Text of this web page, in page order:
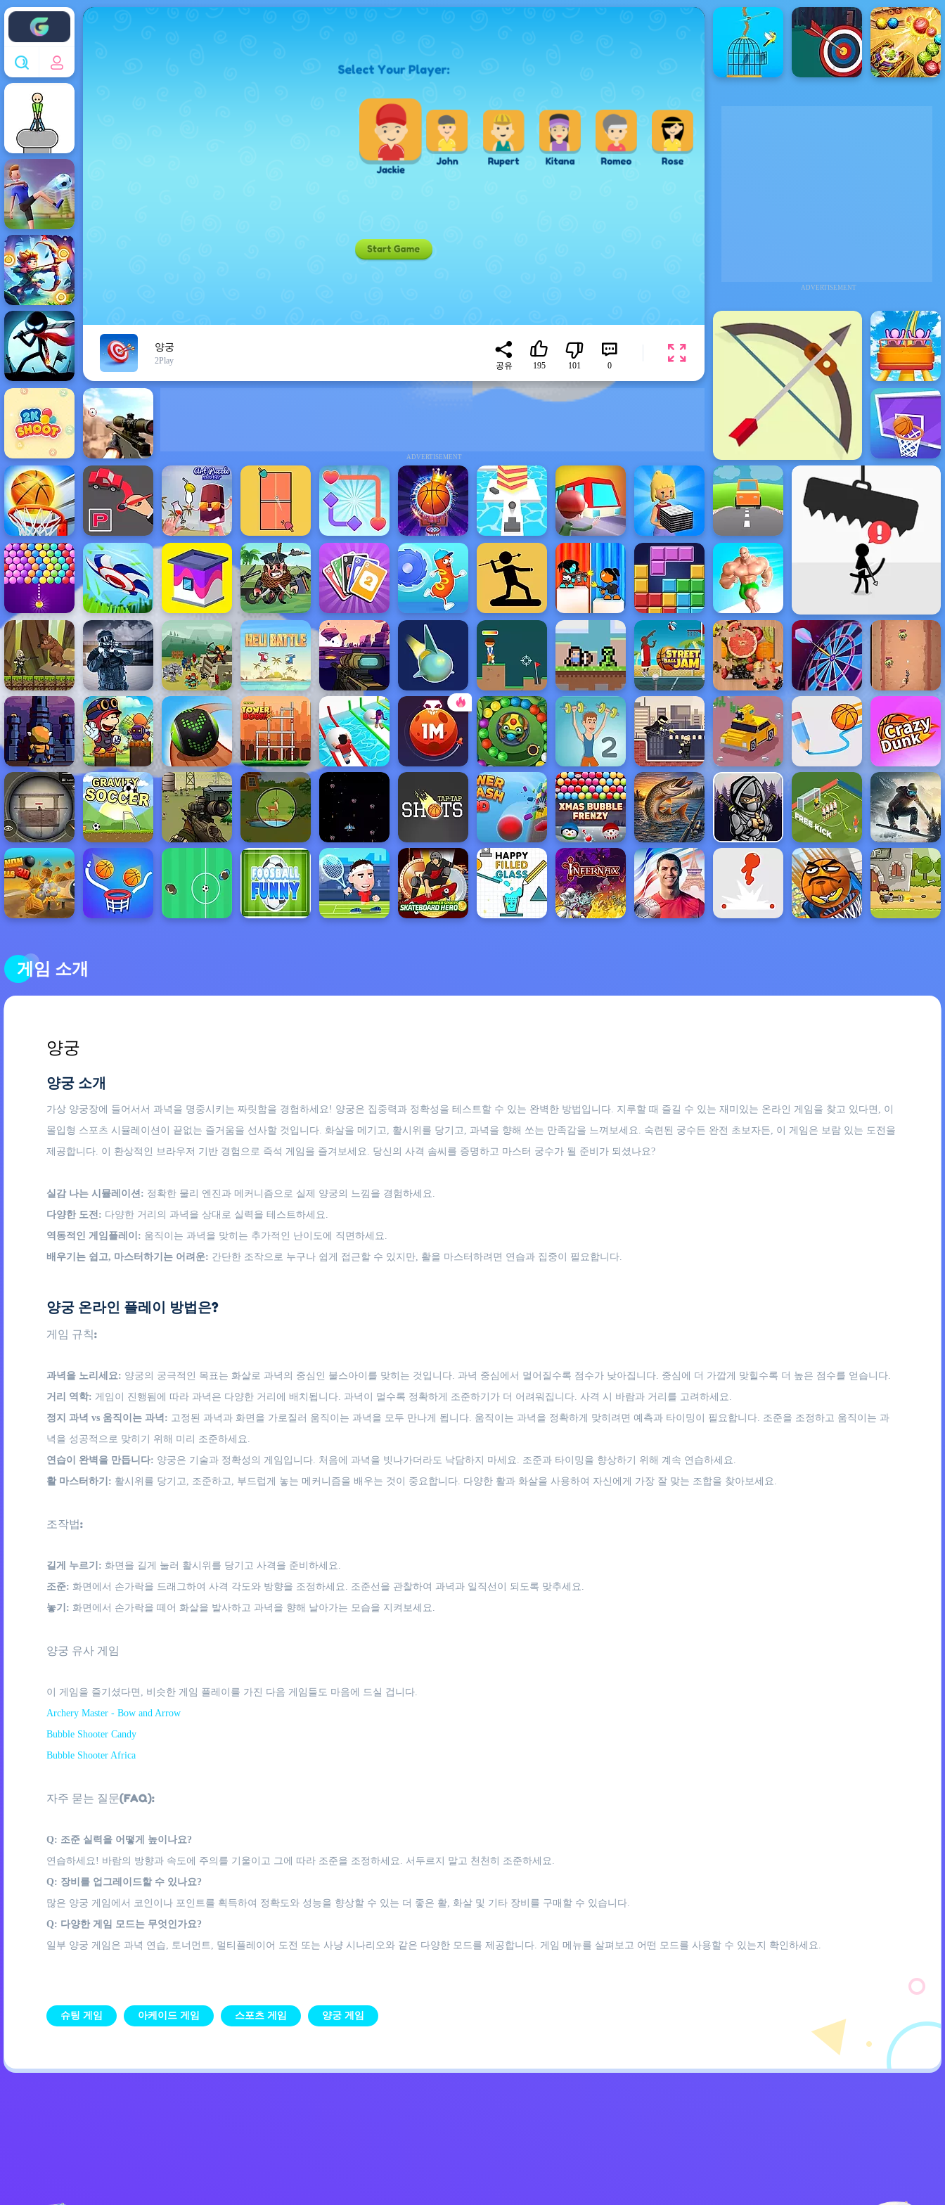
Enjoy4fun
ADVERTISEMENT
ADVERTISEMENT
양궁
2Play
공유 195 101 0
게임 소개
양궁
양궁 소개
가상 양궁장에 들어서서 과녁을 명중시키는 짜릿함을 경험하세요! 양궁은 집중력과 정확성을 테스트할 수 있는 완벽한 방법입니다. 지루할 때 즐길 수 있는 재미있는 온라인 게임을 찾고 있다면, 이
몰입형 스포츠 시뮬레이션이 끝없는 즐거움을 선사할 것입니다. 화살을 메기고, 활시위를 당기고, 과녁을 향해 쏘는 만족감을 느껴보세요. 숙련된 궁수든 완전 초보자든, 이 게임은 보람 있는 도전을
제공합니다. 이 환상적인 브라우저 기반 경험으로 즉석 게임을 즐겨보세요. 당신의 사격 솜씨를 증명하고 마스터 궁수가 될 준비가 되셨나요?
실감 나는 시뮬레이션: 정확한 물리 엔진과 메커니즘으로 실제 양궁의 느낌을 경험하세요.
다양한 도전: 다양한 거리의 과녁을 상대로 실력을 테스트하세요.
역동적인 게임플레이: 움직이는 과녁을 맞히는 추가적인 난이도에 직면하세요.
배우기는 쉽고, 마스터하기는 어려운: 간단한 조작으로 누구나 쉽게 접근할 수 있지만, 활을 마스터하려면 연습과 집중이 필요합니다.
양궁 온라인 플레이 방법은?
게임 규칙:
과녁을 노리세요: 양궁의 궁극적인 목표는 화살로 과녁의 중심인 불스아이를 맞히는 것입니다. 과녁 중심에서 멀어질수록 점수가 낮아집니다. 중심에 더 가깝게 맞힐수록 더 높은 점수를 얻습니다.
거리 역학: 게임이 진행됨에 따라 과녁은 다양한 거리에 배치됩니다. 과녁이 멀수록 정확하게 조준하기가 더 어려워집니다. 사격 시 바람과 거리를 고려하세요.
정지 과녁 vs 움직이는 과녁: 고정된 과녁과 화면을 가로질러 움직이는 과녁을 모두 만나게 됩니다. 움직이는 과녁을 정확하게 맞히려면 예측과 타이밍이 필요합니다. 조준을 조정하고 움직이는 과
녁을 성공적으로 맞히기 위해 미리 조준하세요.
연습이 완벽을 만듭니다: 양궁은 기술과 정확성의 게임입니다. 처음에 과녁을 빗나가더라도 낙담하지 마세요. 조준과 타이밍을 향상하기 위해 계속 연습하세요.
활 마스터하기: 활시위를 당기고, 조준하고, 부드럽게 놓는 메커니즘을 배우는 것이 중요합니다. 다양한 활과 화살을 사용하여 자신에게 가장 잘 맞는 조합을 찾아보세요.
조작법:
길게 누르기: 화면을 길게 눌러 활시위를 당기고 사격을 준비하세요.
조준: 화면에서 손가락을 드래그하여 사격 각도와 방향을 조정하세요. 조준선을 관찰하여 과녁과 일직선이 되도록 맞추세요.
놓기: 화면에서 손가락을 떼어 화살을 발사하고 과녁을 향해 날아가는 모습을 지켜보세요.
양궁 유사 게임
이 게임을 즐기셨다면, 비슷한 게임 플레이를 가진 다음 게임들도 마음에 드실 겁니다.
Archery Master - Bow and Arrow
Bubble Shooter Candy
Bubble Shooter Africa
자주 묻는 질문(FAQ):
Q: 조준 실력을 어떻게 높이나요?
연습하세요! 바람의 방향과 속도에 주의를 기울이고 그에 따라 조준을 조정하세요. 서두르지 말고 천천히 조준하세요.
Q: 장비를 업그레이드할 수 있나요?
많은 양궁 게임에서 코인이나 포인트를 획득하여 정확도와 성능을 향상할 수 있는 더 좋은 활, 화살 및 기타 장비를 구매할 수 있습니다.
Q: 다양한 게임 모드는 무엇인가요?
일부 양궁 게임은 과녁 연습, 토너먼트, 멀티플레이어 도전 또는 사냥 시나리오와 같은 다양한 모드를 제공합니다. 게임 메뉴를 살펴보고 어떤 모드를 사용할 수 있는지 확인하세요.
슈팅 게임 아케이드 게임 스포츠 게임 양궁 게임